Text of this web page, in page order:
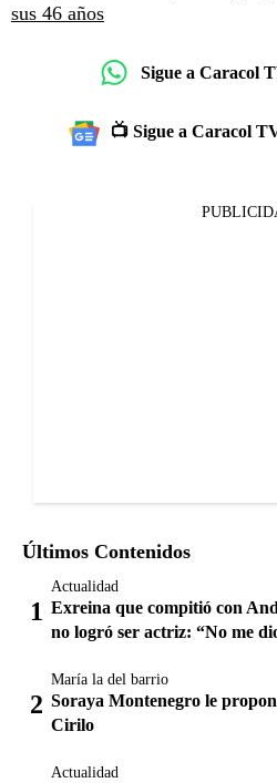
sus 46 años
Sigue a Caracol
📺 Sigue a Caracol
Últimos Contenidos
Actualidad
Exreina que compitió con
no logró ser actriz: “No me
María la del barrio
Soraya Montenegro le
Cirilo
Actualidad